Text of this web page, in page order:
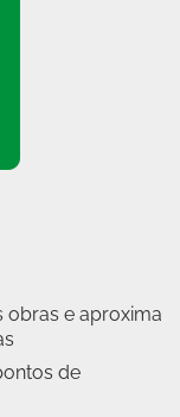
obras e aproxima
de